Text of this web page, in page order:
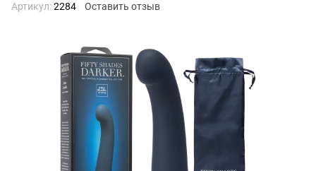
Артикул:2284 Оставить отзыв